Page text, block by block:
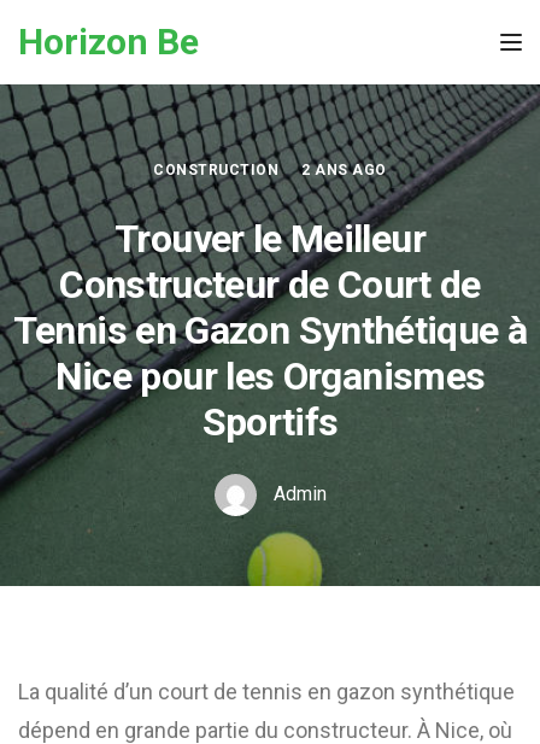
Horizon Be
CONSTRUCTION 2 ANS AGO
Trouver le Meilleur
Constructeur de Court de
Tennis en Gazon Synthétique à
Nice pour les Organismes
Sportifs
Admin
La qualité d’un court de tennis en gazon synthétique
dépend en grande partie du constructeur. À Nice, où